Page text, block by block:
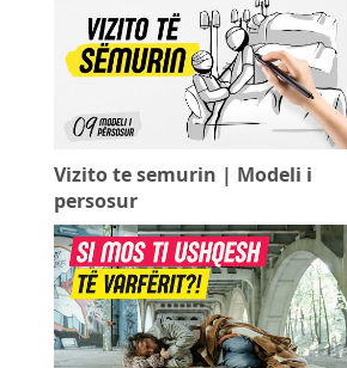
Vizito te semurin | Modeli i
persosur